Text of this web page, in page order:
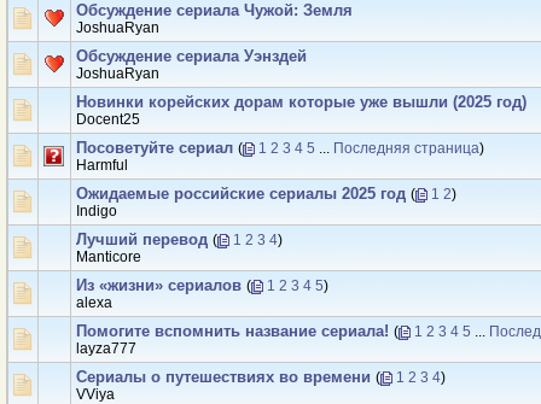
Обсуждение сериала Чужой: Земля
JoshuaRyan
Обсуждение сериала Уэнздей
JoshuaRyan
Новинки корейских дорам которые уже вышли (2025 год)
Docent25
Посоветуйте сериал ( 1 2 3 4 5 ... Последняя страница)
Harmful
Ожидаемые российские сериалы 2025 год ( 1 2)
Indigо
Лучший перевод ( 1 2 3 4)
Manticore
Из «жизни» сериалов ( 1 2 3 4 5)
аlexa
Помогите вспомнить название сериала! ( 1 2 3 4 5 ...
layza777
Сериалы о путешествиях во времени ( 1 2 3 4)
VViya